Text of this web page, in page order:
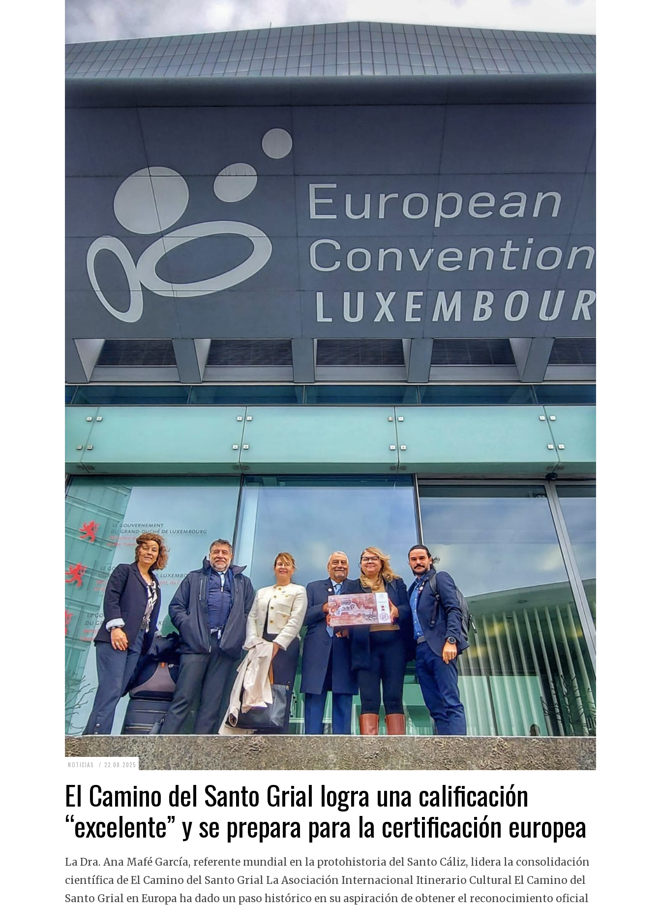
NOTICIAS 22.08.2025 2
.
0
0
2
El Camino del Santo Grial logra una calificación
“excelente” y se prepara para la certificación europea
La Dra. Ana Mafé García, referente mundial en la protohistoria del Santo Cáliz, lidera la consolidación
científica de El Camino del Santo Grial La Asociación Internacional Itinerario Cultural El Camino del
Santo Grial en Europa ha dado un paso histórico en su aspiración de obtener el reconocimiento oficial